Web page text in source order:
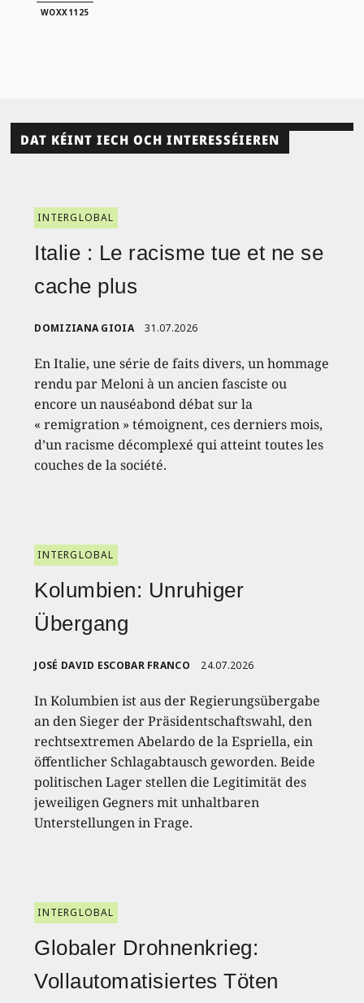
WOXX1125
DAT KÉINT IECH OCH INTERESSÉIEREN
INTERGLOBAL
Italie : Le racisme tue et ne se
cache plus
DOMIZIANA GIOIA 31.07.2026
En Italie, une série de faits divers, un hommage
rendu par Meloni à un ancien fasciste ou
encore un nauséabond débat sur la
« remigration » témoignent, ces derniers mois,
d’un racisme décomplexé qui atteint toutes les
couches de la société.
INTERGLOBAL
Kolumbien: Unruhiger
Übergang
JOSÉ DAVID ESCOBAR FRANCO 24.07.2026
In Kolumbien ist aus der Regierungsübergabe
an den Sieger der Präsidentschaftswahl, den
rechtsextremen Abelardo de la Espriella, ein
öffentlicher Schlagabtausch geworden. Beide
politischen Lager stellen die Legitimität des
jeweiligen Gegners mit unhaltbaren
Unterstellungen in Frage.
INTERGLOBAL
Globaler Drohnenkrieg:
Vollautomatisiertes Töten